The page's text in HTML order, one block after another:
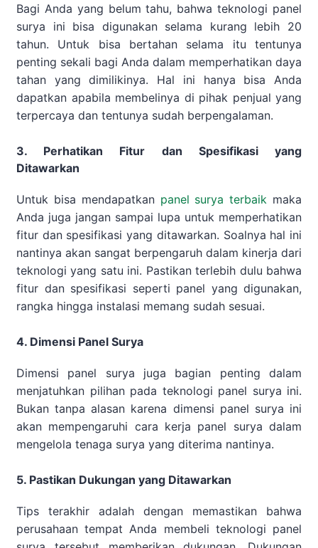
Bagi Anda yang belum tahu, bahwa teknologi panel
surya ini bisa digunakan selama kurang lebih 20
tahun. Untuk bisa bertahan selama itu tentunya
penting sekali bagi Anda dalam memperhatikan daya
tahan yang dimilikinya. Hal ini hanya bisa Anda
dapatkan apabila membelinya di pihak penjual yang
terpercaya dan tentunya sudah berpengalaman.
3. Perhatikan Fitur dan Spesifikasi yang
Ditawarkan
Untuk bisa mendapatkan panel surya terbaik maka
Anda juga jangan sampai lupa untuk memperhatikan
fitur dan spesifikasi yang ditawarkan. Soalnya hal ini
nantinya akan sangat berpengaruh dalam kinerja dari
teknologi yang satu ini. Pastikan terlebih dulu bahwa
fitur dan spesifikasi seperti panel yang digunakan,
rangka hingga instalasi memang sudah sesuai.
4. Dimensi Panel Surya
Dimensi panel surya juga bagian penting dalam
menjatuhkan pilihan pada teknologi panel surya ini.
Bukan tanpa alasan karena dimensi panel surya ini
akan mempengaruhi cara kerja panel surya dalam
mengelola tenaga surya yang diterima nantinya.
5. Pastikan Dukungan yang Ditawarkan
Tips terakhir adalah dengan memastikan bahwa
perusahaan tempat Anda membeli teknologi panel